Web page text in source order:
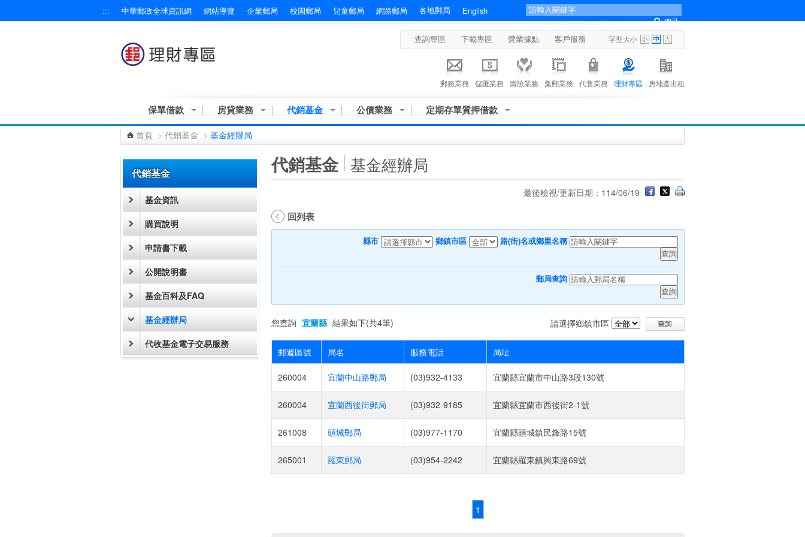
::: 中華郵政全球資訊網 網站導覽 企業郵局 校園郵局 兒童郵局 網路郵局 各地郵局 English
查詢專區 下載專區 營業據點 客戶服務 字型大小
郵務業務 儲匯業務 壽險業務 集郵業務 代售業務 理財專區 房地產出租
保單借款 房貸業務 代銷基金 公債業務 定期存單質押借款
首頁 > 代銷基金 > 基金經辦局
代銷基金
基金資訊
購買說明
申請書下載
公開說明書
基金百科及FAQ
基金經辦局
代收基金電子交易服務
代銷基金 基金經辦局
最後檢視/更新日期：114/06/19
回列表
縣市 鄉鎮市區 路(街)名或鄉里名稱
郵局查詢
請選擇鄉鎮市區
您查詢 宜蘭縣 結果如下(共4筆)
郵遞區號 局名 服務電話 局址
260004 宜蘭中山路郵局 (03)932-4133 宜蘭縣宜蘭市中山路3段130號‎
260004 宜蘭西後街郵局 (03)932-9185 宜蘭縣宜蘭市西後街2-1號‎
261008 頭城郵局 (03)977-1170 宜蘭縣頭城鎮民鋒路15號‎
265001 羅東郵局 (03)954-2242 宜蘭縣羅東鎮興東路69號‎
1